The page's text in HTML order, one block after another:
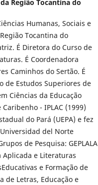
Região Tocantina do
Humanas, Sociais e
Tocantina do
É Diretora do Curso de
É Coordenadora
Caminhos do Sertão. É
de Estudos Superiores de
Ciências da Educação
- IPLAC (1999)
do Pará (UEPA) e fez
del Norte
de Pesquisa: GEPLALA
Aplicada e Literaturas
e Formação de
de Letras, Educação e